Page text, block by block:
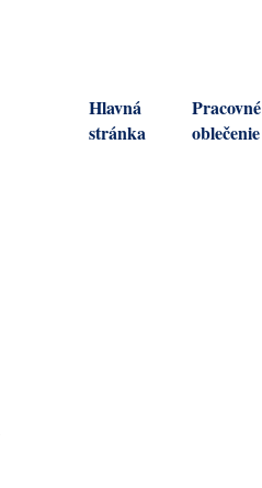
Hlavná
stránka
Pracovné
oblečenie